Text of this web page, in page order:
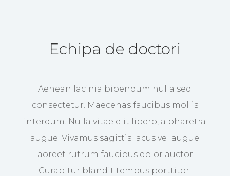
Echipa de doctori
Aenean lacinia bibendum nulla sed
consectetur. Maecenas faucibus mollis
interdum. Nulla vitae elit libero, a pharetra
augue. Vivamus sagittis lacus vel augue
laoreet rutrum faucibus dolor auctor.
Curabitur blandit tempus porttitor.